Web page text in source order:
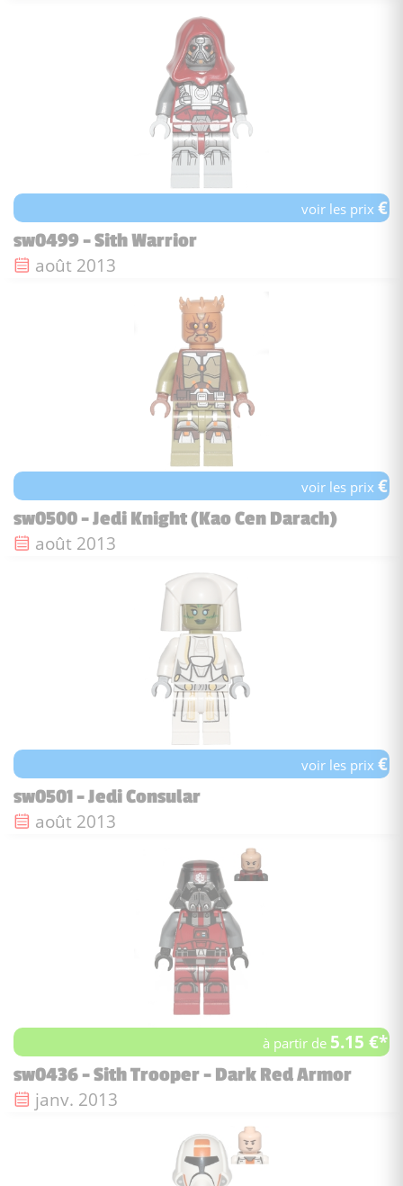
voir les prix€
sw0499 - Sith Warrior
Date de sortie :
août 2013
voir les prix€
sw0500 - Jedi Knight (Kao Cen Darach)
Date de sortie :
août 2013
voir les prix€
sw0501 - Jedi Consular
Date de sortie :
août 2013
à partir de 5.15 €*
sw0436 - Sith Trooper - Dark Red Armor
Date de sortie :
janv. 2013